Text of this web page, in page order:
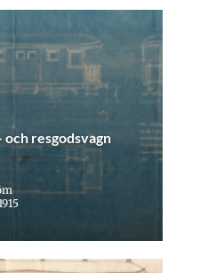
resgodsvagn